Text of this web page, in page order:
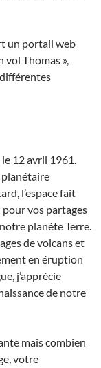
un portail web
vol Thomas »,
12 avril 1961.
planétaire
l’espace fait
vos partages
planète Terre.
de volcans et
en éruption
j’apprécie
de notre
mais combien
votre